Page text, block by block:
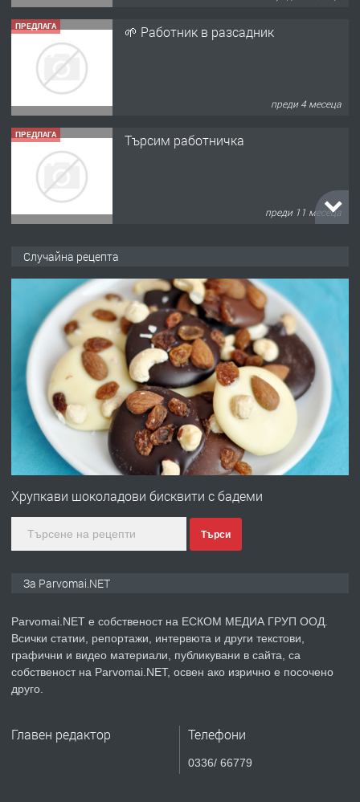
ПРЕДЛАГА 🌱 Работник в разсадник
преди 4 месеца
ПРЕДЛАГА Търсим работничка
преди 11 месеца
преди 1 година
ПРЕДЛАГА Работа за общи работници
преди 1 година
ПРЕДЛАГА
Първи поход "По стъпките на Ангел
преди 1 година
ПРЕДЛАГА Уроци по Математика
Случайна рецепта
Хрупкави шоколадови бисквити с бадеми
Търси
За Parvomai.NET
Parvomai.NET е собственост на ЕСКОМ МЕДИА ГРУП ООД.
Всички статии, репортажи, интервюта и други текстови,
графични и видео материали, публикувани в сайта, са
собственост на Parvomai.NET, освен ако изрично е посочено
друго.
Главен редактор Телефони
0336/ 66779